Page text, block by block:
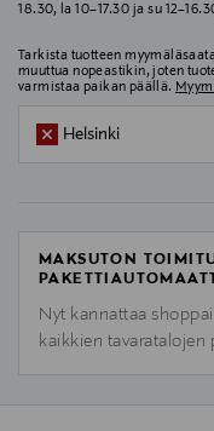
18.30, la 10–17.30 ja su
Tarkista tuotteen
muuttua nopeastikin, joten
varmistaa paikan päällä.
Helsinki
MAKSUTON
Nyt kannattaa
kaikkien